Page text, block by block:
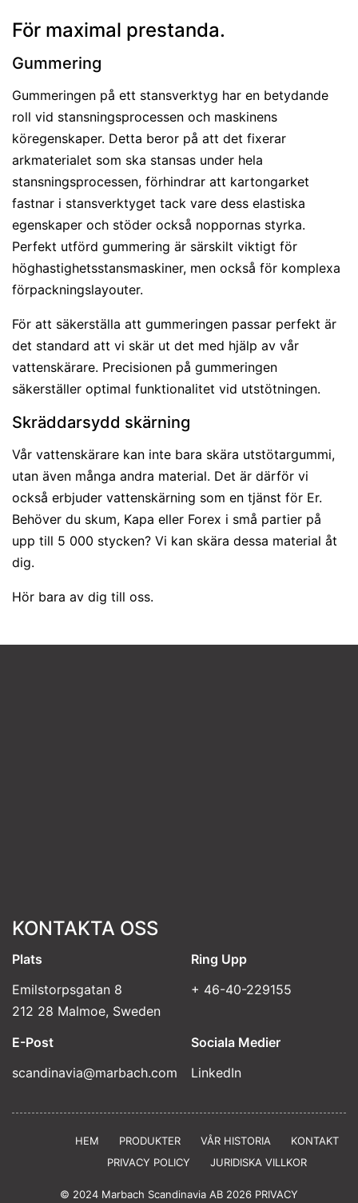
För maximal prestanda.
Gummering
Gummeringen på ett stansverktyg har en betydande
roll vid stansningsprocessen och maskinens
köregenskaper. Detta beror på att det fixerar
arkmaterialet som ska stansas under hela
stansningsprocessen, förhindrar att kartongarket
fastnar i stansverktyget tack vare dess elastiska
egenskaper och stöder också noppornas styrka.
Perfekt utförd gummering är särskilt viktigt för
höghastighetsstansmaskiner, men också för komplexa
förpackningslayouter.
För att säkerställa att gummeringen passar perfekt är
det standard att vi skär ut det med hjälp av vår
vattenskärare. Precisionen på gummeringen
säkerställer optimal funktionalitet vid utstötningen.
Skräddarsydd skärning
Vår vattenskärare kan inte bara skära utstötargummi,
utan även många andra material. Det är därför vi
också erbjuder vattenskärning som en tjänst för Er.
Behöver du skum, Kapa eller Forex i små partier på
upp till 5 000 stycken? Vi kan skära dessa material åt
dig.
Hör bara av dig till oss.
KONTAKTA OSS
Plats
Emilstorpsgatan 8
212 28 Malmoe, Sweden
Ring Upp
+ 46-40-229155
E-Post
scandinavia@marbach.com
Sociala Medier
LinkedIn
HEM PRODUKTER VÅR HISTORIA
KONTAKT
PRIVACY POLICY
JURIDISKA VILLKOR
© 2024 Marbach Scandinavia AB 2026 PRIVACY